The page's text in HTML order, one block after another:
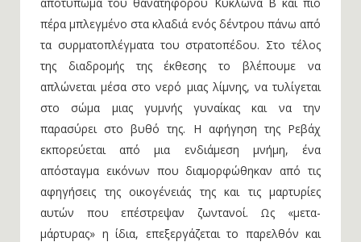
πέρα μπλεγμένο στα κλαδιά ενός δέντρου πάνω από
τα συρματοπλέγματα του στρατοπέδου. Στο τέλος
της διαδρομής της έκθεσης το βλέπουμε να
απλώνεται μέσα στο νερό μιας λίμνης, να τυλίγεται
στο σώμα μιας γυμνής γυναίκας και να την
παρασύρει στο βυθό της. Η αφήγηση της Ρεβάχ
εκπορεύεται από μια ενδιάμεση μνήμη, ένα
απόσταγμα εικόνων που διαμορφώθηκαν από τις
αφηγήσεις της οικογένειάς της και τις μαρτυρίες
αυτών που επέστρεψαν ζωντανοί. Ως «μετα-
μάρτυρας» η ίδια, επεξεργάζεται το παρελθόν και